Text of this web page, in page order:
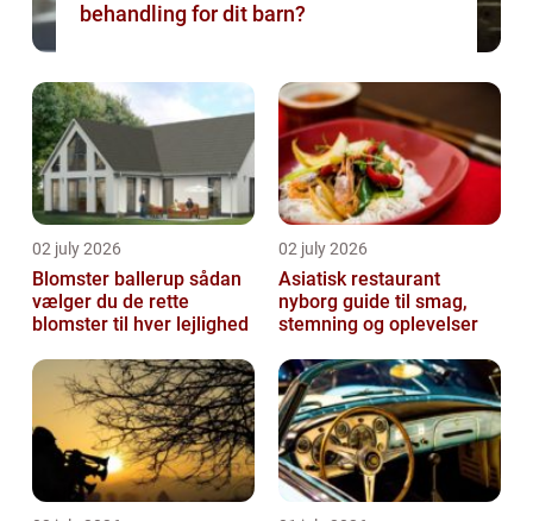
behandling for dit barn?
02 july 2026
Blomster ballerup sådan
vælger du de rette
blomster til hver lejlighed
02 july 2026
Asiatisk restaurant
nyborg guide til smag,
stemning og oplevelser